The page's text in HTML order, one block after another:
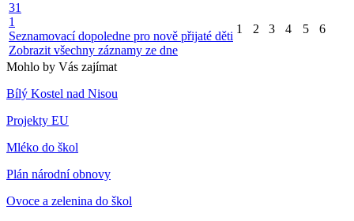
31
1
Seznamovací dopoledne pro nově přijaté děti
Zobrazit všechny záznamy ze dne
1 2 3 4 5 6
Mohlo by Vás zajímat
Bílý Kostel nad Nisou
Projekty EU
Mléko do škol
Plán národní obnovy
Ovoce a zelenina do škol